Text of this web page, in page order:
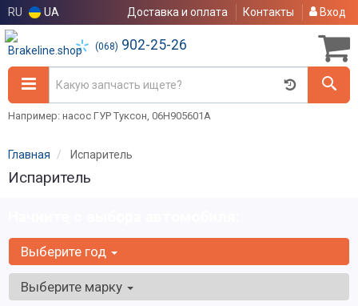
RU UA Доставка и оплата Контакты Вход
(068) 902-25-26
Например: насос ГУР Туксон, 06H905601A
Главная Испаритель
Испаритель
Выберите год
Выберите марку